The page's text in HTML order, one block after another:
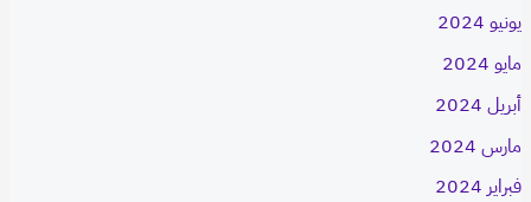
يونيو 2024
مايو 2024
أبريل 2024
مارس 2024
فبراير 2024